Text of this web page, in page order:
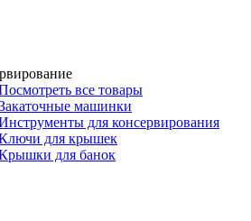
все товары
машинки
для консервирования
для крышек
для банок